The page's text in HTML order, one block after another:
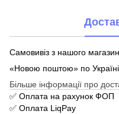
Самовивіз з нашого
«Новою поштою» по
Більше інформації про
✅ Оплата на рахунок ФОП
✅ Оплата LiqPay